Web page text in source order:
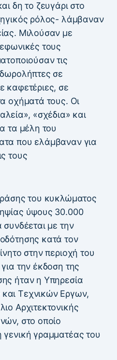
δη το ζευγάρι στο
ρόλος- λάμβαναν
Μιλούσαν με
τους
τις
σε
καφετέριες, σε
οχήματά τους. Οι
«σχέδια» και
τα μέλη του
που ελάμβαναν για
τους
του κυκλώματος
ύψους 30.000
με την
κατά τον
στην περιοχή του
την έκδοση της
ήταν η Υπηρεσία
Τεχνικών Εργων,
Αρχιτεκτονικής
στο οποίο
γραμματέας του